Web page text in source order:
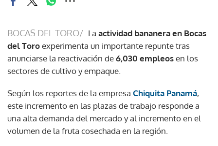
BOCAS DEL TORO/ La actividad bananera en Bocas
del Toroexperimenta un importante repunte tras
anunciarse la reactivación de6,030 empleosen los
sectores de cultivo y empaque.
Según los reportes de la empresa Chiquita Panamá,
este incremento en las plazas de trabajo responde a
una alta demanda del mercado y al incremento en el
volumen de la fruta cosechada en la región.